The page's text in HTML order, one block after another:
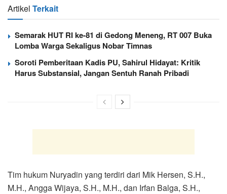
Artikel Terkait
Semarak HUT RI ke-81 di Gedong Meneng, RT 007 Buka
Lomba Warga Sekaligus Nobar Timnas
Soroti Pemberitaan Kadis PU, Sahirul Hidayat: Kritik
Harus Substansial, Jangan Sentuh Ranah Pribadi
Tim hukum Nuryadin yang terdiri dari Mik Hersen, S.H.,
M.H., Angga Wijaya, S.H., M.H., dan Irfan Balga, S.H.,